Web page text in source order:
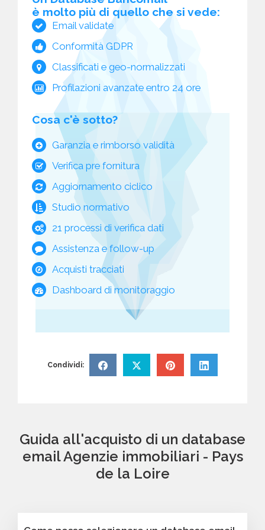
è molto più di quello che si vede:
Email validate
Conformità GDPR
Classificati e geo-normalizzati
Profilazioni avanzate entro 24 ore
Cosa c'è sotto?
Garanzia e rimborso validità
Verifica pre fornitura
Aggiornamento ciclico
Studio normativo
21 processi di verifica dati
Assistenza e follow-up
Acquisti tracciati
Dashboard di monitoraggio
Condividi:
Guida all'acquisto di un database
email Agenzie immobiliari - Pays
de la Loire